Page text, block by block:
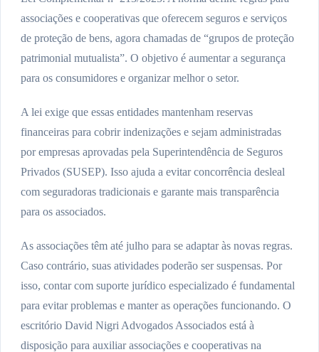
associações e cooperativas que oferecem seguros e serviços
de proteção de bens, agora chamadas de “grupos de proteção
patrimonial mutualista”. O objetivo é aumentar a segurança
para os consumidores e organizar melhor o setor.
A lei exige que essas entidades mantenham reservas
financeiras para cobrir indenizações e sejam administradas
por empresas aprovadas pela Superintendência de Seguros
Privados (SUSEP). Isso ajuda a evitar concorrência desleal
com seguradoras tradicionais e garante mais transparência
para os associados.
As associações têm até julho para se adaptar às novas regras.
Caso contrário, suas atividades poderão ser suspensas. Por
isso, contar com suporte jurídico especializado é fundamental
para evitar problemas e manter as operações funcionando. O
escritório David Nigri Advogados Associados está à
disposição para auxiliar associações e cooperativas na